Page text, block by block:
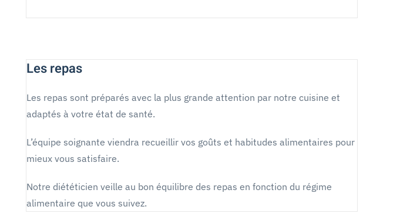
Les repas
Les repas sont préparés avec la plus grande attention par notre cuisine et
adaptés à votre état de santé.
L’équipe soignante viendra recueillir vos goûts et habitudes alimentaires pour
mieux vous satisfaire.
Notre diététicien veille au bon équilibre des repas en fonction du régime
alimentaire que vous suivez.